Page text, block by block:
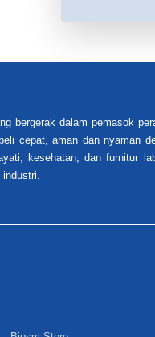
bergerak dalam pemasok
cepat, aman dan nyaman
kesehatan, dan furnitur
industri.